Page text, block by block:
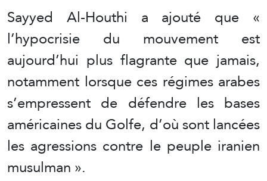
Sayyed Al-Houthi a ajouté que «
l’hypocrisie du mouvement est
aujourd’hui plus flagrante que jamais,
notamment lorsque ces régimes arabes
s’empressent de défendre les bases
américaines du Golfe, d’où sont lancées
les agressions contre le peuple iranien
musulman ».